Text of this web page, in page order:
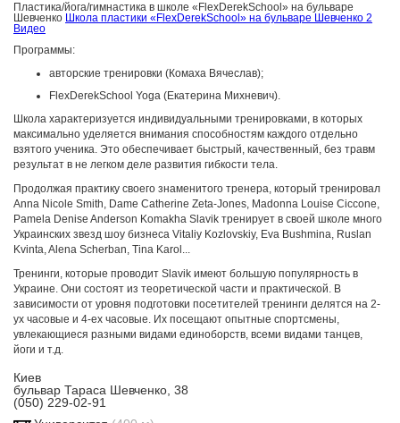
Пластика/йога/гимнастика в школе «FlexDerekSchool» на бульваре
Шевченко Школа пластики «FlexDerekSchool» на бульваре Шевченко 2
Видео
Программы:
авторские тренировки (Комаха Вячеслав);
FlexDerekSchool Yoga (Екатерина Михневич).
Школа характеризуется индивидуальными тренировками, в которых
максимально уделяется внимания способностям каждого отдельно
взятого ученика. Это обеспечивает быстрый, качественный, без травм
результат в не легком деле развития гибкости тела.
Продолжая практику своего знаменитого тренера, который тренировал
Anna Nicole Smith, Dame Catherine Zeta-Jones, Madonna Louise Ciccone,
Pamela Denise Anderson Komakha Slavik тренирует в своей школе много
Украинских звезд шоу бизнеса Vitaliy Kozlovskiy, Eva Bushmina, Ruslan
Kvinta, Alena Scherban, Tina Karol...
Тренинги, которые проводит Slavik имеют большую популярность в
Украине. Они состоят из теоретической части и практической. В
зависимости от уровня подготовки посетителей тренинги делятся на 2-
ух часовые и 4-ех часовые. Их посещают опытные спортсмены,
увлекающиеся разными видами единоборств, всеми видами танцев,
йоги и т.д.
Киев
бульвар Тараса Шевченко, 38
(050) 229-02-91